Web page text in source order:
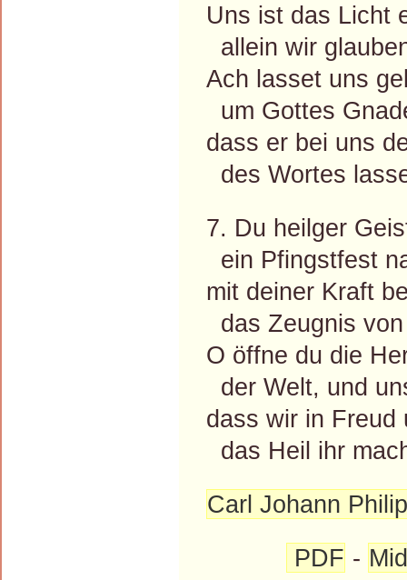
Uns ist das Licht
allein wir
Ach lasset uns
um Gottes
dass er bei uns
des Wortes
7. Du heilger
ein Pfingstfest
mit deiner Kraft
das Zeugnis
O öffne du die
der Welt, und
dass wir in Freud
das Heil ihr
Carl Johann
PDF -